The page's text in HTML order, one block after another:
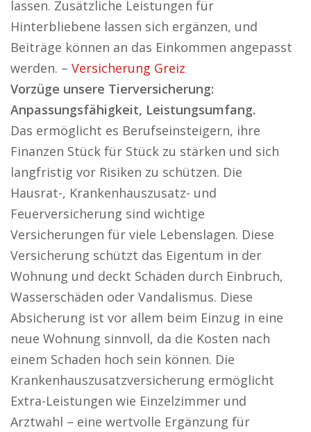
lassen. Zusätzliche Leistungen für
Hinterbliebene lassen sich ergänzen, und
Beiträge können an das Einkommen angepasst
werden. – Versicherung Greiz
Vorzüge unsere Tierversicherung:
Anpassungsfähigkeit, Leistungsumfang.
Das ermöglicht es Berufseinsteigern, ihre
Finanzen Stück für Stück zu stärken und sich
langfristig vor Risiken zu schützen. Die
Hausrat-, Krankenhauszusatz- und
Feuerversicherung sind wichtige
Versicherungen für viele Lebenslagen. Diese
Versicherung schützt das Eigentum in der
Wohnung und deckt Schäden durch Einbruch,
Wasserschäden oder Vandalismus. Diese
Absicherung ist vor allem beim Einzug in eine
neue Wohnung sinnvoll, da die Kosten nach
einem Schaden hoch sein können. Die
Krankenhauszusatzversicherung ermöglicht
Extra-Leistungen wie Einzelzimmer und
Arztwahl – eine wertvolle Ergänzung für